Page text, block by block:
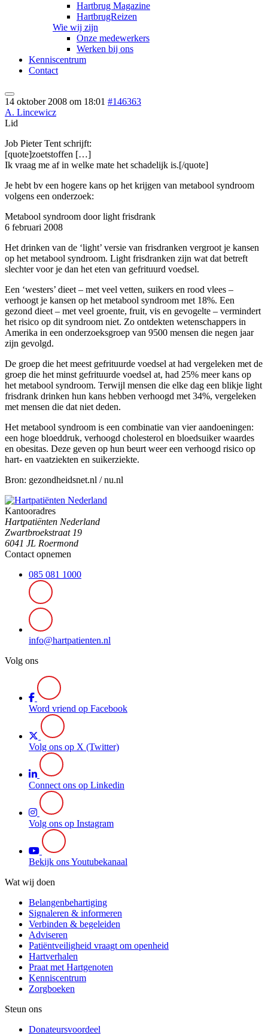
Hartbrug Magazine
HartbrugReizen
Wie wij zijn
Onze medewerkers
Werken bij ons
Kenniscentrum
Contact
14 oktober 2008 om 18:01 #146363
A. Lincewicz
Lid
Job Pieter Tent schrijft:
[quote]zoetstoffen […]
Ik vraag me af in welke mate het schadelijk is.[/quote]
Je hebt bv een hogere kans op het krijgen van metabool syndroom
volgens een onderzoek:
Metabool syndroom door light frisdrank
6 februari 2008
Het drinken van de ‘light’ versie van frisdranken vergroot je kansen
op het metabool syndroom. Light frisdranken zijn wat dat betreft
slechter voor je dan het eten van gefrituurd voedsel.
Een ‘westers’ dieet – met veel vetten, suikers en rood vlees –
verhoogt je kansen op het metabool syndroom met 18%. Een
gezond dieet – met veel groente, fruit, vis en gevogelte – vermindert
het risico op dit syndroom niet. Zo ontdekten wetenschappers in
Amerika in een onderzoeksgroep van 9500 mensen die negen jaar
zijn gevolgd.
De groep die het meest gefrituurde voedsel at had vergeleken met de
groep die het minst gefrituurde voedsel at, had 25% meer kans op
het metabool syndroom. Terwijl mensen die elke dag een blikje light
frisdrank drinken hun kans hebben verhoogd met 34%, vergeleken
met mensen die dat niet deden.
Het metabool syndroom is een combinatie van vier aandoeningen:
een hoge bloeddruk, verhoogd cholesterol en bloedsuiker waardes
en obesitas. Deze geven op hun beurt weer een verhoogd risico op
hart- en vaatziekten en suikerziekte.
Bron: gezondheidsnet.nl / nu.nl
Kantooradres
Hartpatiënten Nederland
Zwartbroekstraat 19
6041 JL Roermond
Contact opnemen
085 081 1000
info@hartpatienten.nl
Volg ons
Word vriend op Facebook
Volg ons op X (Twitter)
Connect ons op Linkedin
Volg ons op Instagram
Bekijk ons Youtubekanaal
Wat wij doen
Belangenbehartiging
Signaleren & informeren
Verbinden & begeleiden
Adviseren
Patiëntveiligheid vraagt om openheid
Hartverhalen
Praat met Hartgenoten
Kenniscentrum
Zorgboeken
Steun ons
Donateursvoordeel